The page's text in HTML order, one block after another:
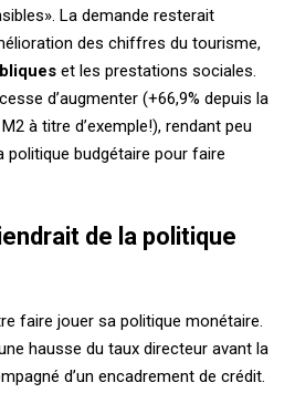
La demande resterait
des chiffres du tourisme,
et les prestations sociales.
d’augmenter (+66,9% depuis la
à titre d’exemple!), rendant peu
politique budgétaire pour faire
de la politique
faire jouer sa politique monétaire.
hausse du taux directeur avant la
d’un encadrement de crédit.